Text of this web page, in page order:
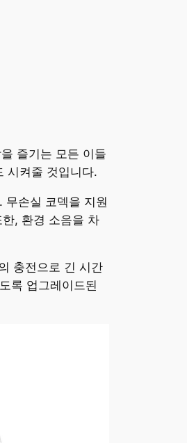
즐기는 모든 이들
시켜줄 것입니다.
무손실 코덱을 지원
, 환경 소음을 차
충전으로 긴 시간
록 업그레이드된